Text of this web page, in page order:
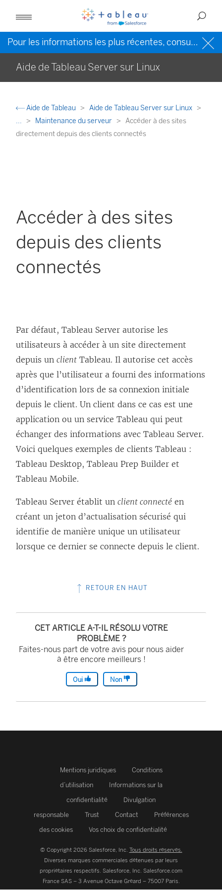
Pour les informations les plus récentes, consultez l’
Aide de Tableau Server sur Linux
Aide de Tableau
Aide de Tableau Server sur Linux
...
Maintenance du serveur
Accéder à des sites
directement depuis des clients connectés
Accéder à des sites
depuis des clients
connectés
Par défaut, Tableau Server autorise les
utilisateurs à accéder à un site directement
depuis un client Tableau. Il autorise cet accès
après que l’utilisateur a fourni des informations
d’identification lors de sa connexion initiale
depuis le client. Un client dans ce cas est une
application ou un service Tableau qui peut
échanger des informations avec Tableau Server.
Voici quelques exemples de clients Tableau :
Tableau Desktop, Tableau Prep Builder et
Tableau Mobile.
Tableau Server établit un client connecté en
créant un jeton d’actualisation sécurisé qui
identifie de manière unique un utilisateur
lorsque ce dernier se connecte depuis le client.
RETOUR EN HAUT
CET ARTICLE A-T-IL RÉSOLU VOTRE
PROBLÈME ?
Faites-nous part de votre avis pour nous aider
à être encore meilleurs !
Oui Non
Mentions juridiques
Conditions
d’utilisation
Informations sur la
confidentialité
Divulgation
responsable
Trust Contact
Préférences
des cookies
Vos choix de confidentialité
© Copyright 2026 Salesforce, Inc. Tous droits réservés.
Diverses marques commerciales détenues par leurs
propriétaires respectifs. Salesforce, Inc. Salesforce.com
France SAS – 3 Avenue Octave Gréard – 75007 Paris.